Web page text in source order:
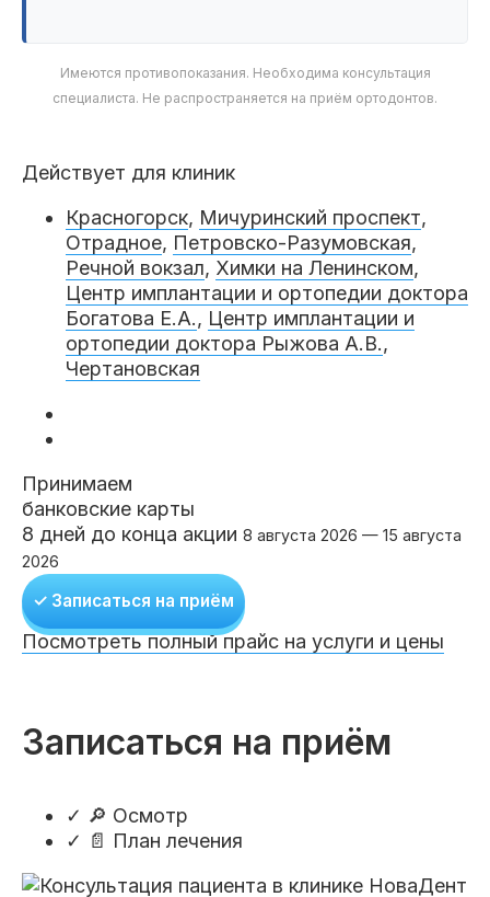
Имеются противопоказания. Необходима консультация
специалиста. Не распространяется на приём ортодонтов.
Действует для клиник
Красногорск, Мичуринский проспект,
Отрадное, Петровско-Разумовская,
Речной вокзал, Химки на Ленинском,
Центр имплантации и ортопедии доктора
Богатова Е.А., Центр имплантации и
ортопедии доктора Рыжова А.В.,
Чертановская
Принимаем
банковские карты
8 дней до конца акции 8 августа 2026 — 15 августа
2026
✓ Записаться на приём
Посмотреть полный прайс на услуги и цены
Записаться на приём
✓ 🔎 Осмотр
✓ 📄 План лечения